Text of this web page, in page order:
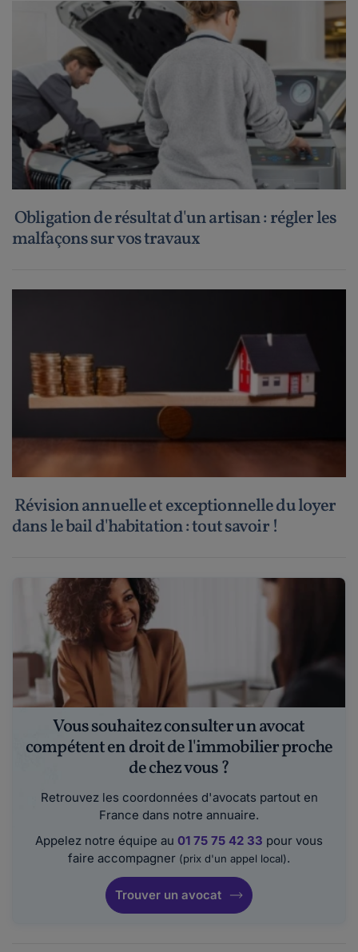
Obligation de résultat d'un artisan : régler les
malfaçons sur vos travaux
Révision annuelle et exceptionnelle du loyer
dans le bail d'habitation : tout savoir !
Vous souhaitez consulter un avocat
compétent en droit de l'immobilier proche
de chez vous ?
Retrouvez les coordonnées d'avocats partout en
France dans notre annuaire.
Appelez notre équipe au 01 75 75 42 33 pour vous
faire accompagner (prix d'un appel local).
Trouver un avocat